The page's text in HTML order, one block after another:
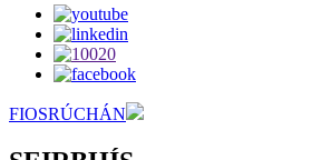
FIOSRÚCHÁN